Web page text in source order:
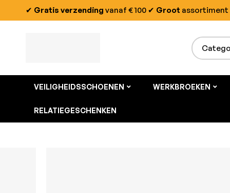
✔ Gratis verzending vanaf € 100 ✔ Groot assortiment
VEILIGHEIDSSCHOENEN WERKBROEKEN
RELATIEGESCHENKEN